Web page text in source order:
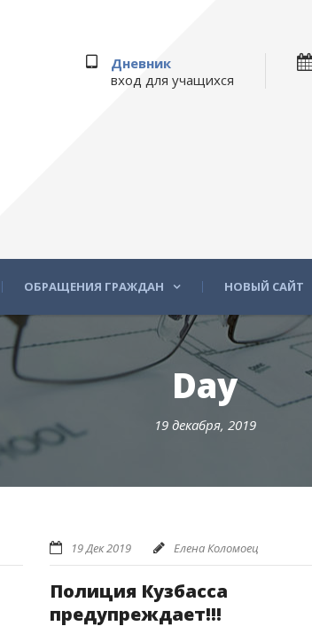
Дневник
вход для учащихся
ОБРАЩЕНИЯ ГРАЖДАН НОВЫЙ САЙТ
Day
19 декабря, 2019
19 Дек 2019 Елена Коломоец
Полиция Кузбасса
предупреждает!!!